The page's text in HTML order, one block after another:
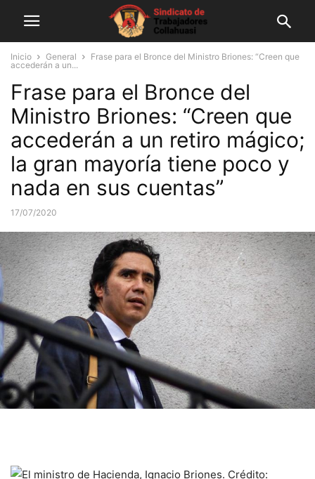
Inicio General
Frase para el Bronce del Ministro Briones: “Creen que
accederán a un...
Frase para el Bronce del
Ministro Briones: “Creen que
accederán a un retiro mágico;
la gran mayoría tiene poco y
nada en sus cuentas”
17/07/2020